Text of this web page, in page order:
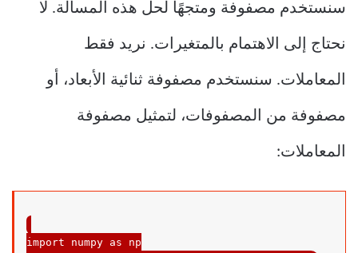
سنستخدم مصفوفة ومتجهًا لحل هذه المسألة. لا
نحتاج إلى الاهتمام بالمتغيرات. نريد فقط
المعاملات. سنستخدم مصفوفة ثنائية الأبعاد، أو
مصفوفة من المصفوفات، لتمثيل مصفوفة
المعاملات:
import numpy as np